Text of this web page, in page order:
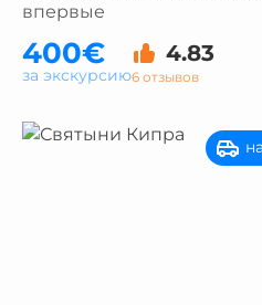
впервые
400€ 4.83
6 отзывов
за экскурсию